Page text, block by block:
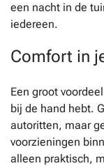
een nacht in de
iedereen.
Comfort in
Een groot
bij de hand hebt.
autoritten, maar
voorzieningen
alleen praktisch,